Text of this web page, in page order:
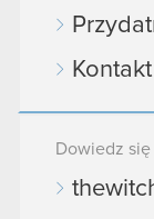
Dowiedz